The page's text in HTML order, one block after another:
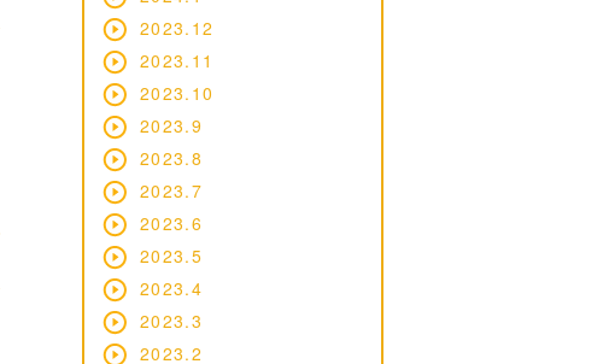
2023.12
2023.11
2023.10
2023.9
2023.8
2023.7
2023.6
2023.5
2023.4
2023.3
2023.2